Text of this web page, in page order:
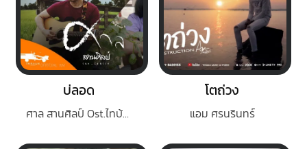
บ่ลอด
ศาล สานศิลป์ Ost.ไทบ้านเดอะซีรี่ส์
โตถ่วง
แอม ศรนรินทร์